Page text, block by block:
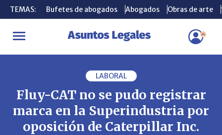
TEMAS: Bufetes de abogados Abogados Obras de arte
INICIO PLEITOS Fluy-CAT no se pudo registrar marca en la
TEMAS: Bufetes de abogados Abogados Obras de arte
LABORAL
Fluy-CAT no se pudo registrar
marca en la Superindustria por
oposición de Caterpillar Inc.